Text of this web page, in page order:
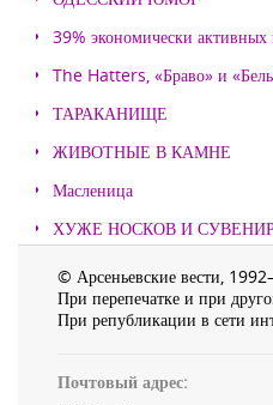
39% экономически активных
The Hatters, «Браво» и
ТАРАКАНИЩЕ
ЖИВОТНЫЕ В КАМНЕ
Масленица
ХУЖЕ НОСКОВ И
© Арсеньевские вести,
При перепечатке и при
При републикации в сети
Почтовый адрес: